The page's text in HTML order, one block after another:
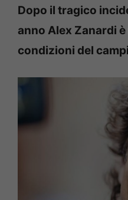
Dopo il tragico
anno Alex Zanardi
condizioni del